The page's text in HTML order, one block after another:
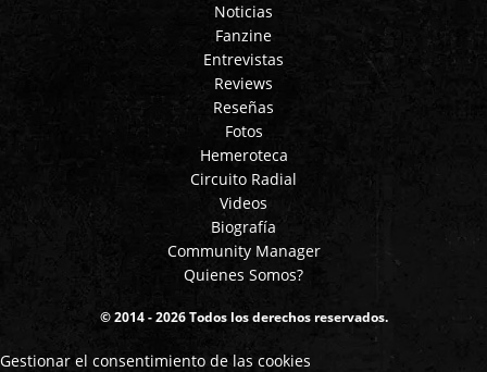
Noticias
Fanzine
Entrevistas
Reviews
Reseñas
Fotos
Hemeroteca
Circuito Radial
Videos
Biografía
Community Manager
Quienes Somos?
© 2014 - 2026 Todos los derechos reservados.
Gestionar el consentimiento de las cookies